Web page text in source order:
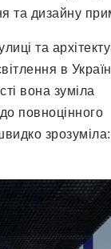
та дизайну
та
в
вона зуміла
повноцінного
зрозуміла: